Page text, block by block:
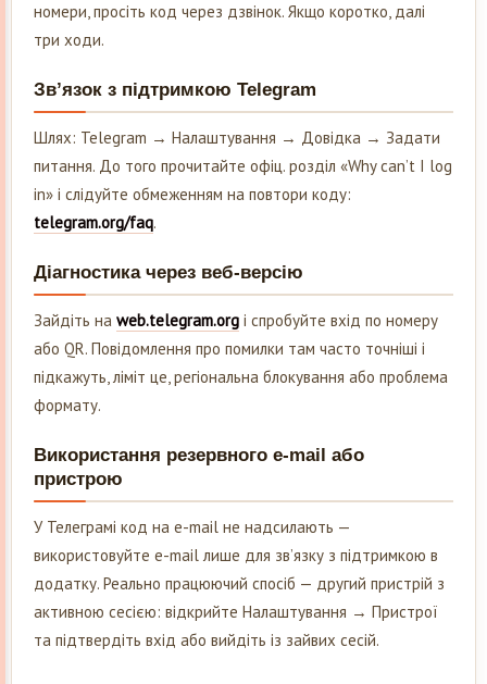
номери, просіть код через дзвінок. Якщо коротко, далі
три ходи.
Зв’язок з підтримкою Telegram
Шлях: Telegram → Налаштування → Довідка → Задати
питання. До того прочитайте офіц. розділ «Why can’t I log
in» і слідуйте обмеженням на повтори коду:
telegram.org/faq.
Діагностика через веб-версію
Зайдіть на web.telegram.org і спробуйте вхід по номеру
або QR. Повідомлення про помилки там часто точніші і
підкажуть, ліміт це, регіональна блокування або проблема
формату.
Використання резервного e-mail або
пристрою
У Телеграмі код на e-mail не надсилають —
використовуйте e-mail лише для зв’язку з підтримкою в
додатку. Реально працюючий спосіб — другий пристрій з
активною сесією: відкрийте Налаштування → Пристрої
та підтвердіть вхід або вийдіть із зайвих сесій.